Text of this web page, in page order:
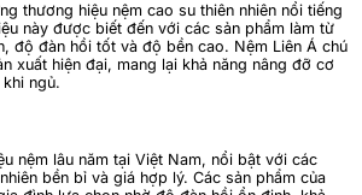
thương hiệu nệm cao su thiên nhiên nổi tiếng
này được biết đến với các sản phẩm làm từ
độ đàn hồi tốt và độ bền cao. Nệm Liên Á chú
xuất hiện đại, mang lại khả năng nâng đỡ cơ
ngủ.
nệm lâu năm tại Việt Nam, nổi bật với các
bền bỉ và giá hợp lý. Các sản phẩm của